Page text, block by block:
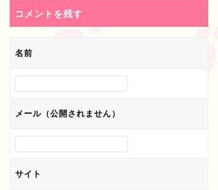
ゲ
コメントを残す
名前
メール（公開されません）
サイト